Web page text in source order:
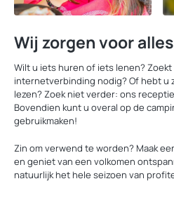
Wij zorgen voor
Wilt u iets huren of iets lenen?
internetverbinding nodig? Of hebt u
lezen? Zoek niet verder: ons
Bovendien kunt u overal op de
gebruikmaken!
Zin om verwend te worden? Maak
en geniet van een volkomen
natuurlijk het hele seizoen van